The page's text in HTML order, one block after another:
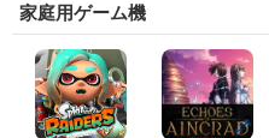
家庭用ゲーム機